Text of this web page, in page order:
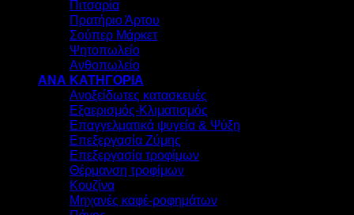
Πιτσαρία
Πρατήριο Άρτου
Σούπερ Μάρκετ
Ψητοπωλείο
Ανθοπωλείο
ΑΝΑ ΚΑΤΗΓΟΡΙΑ
Ανοξείδωτες κατασκευές
Εξαερισμός-Κλιματισμός
Επαγγελματικά ψυγεία & Ψύξη
Επεξεργασία Ζύμης
Επεξεργασία τροφίμων
Θέρμανση τροφίμων
Κουζίνα
Μηχανές καφέ-ροφημάτων